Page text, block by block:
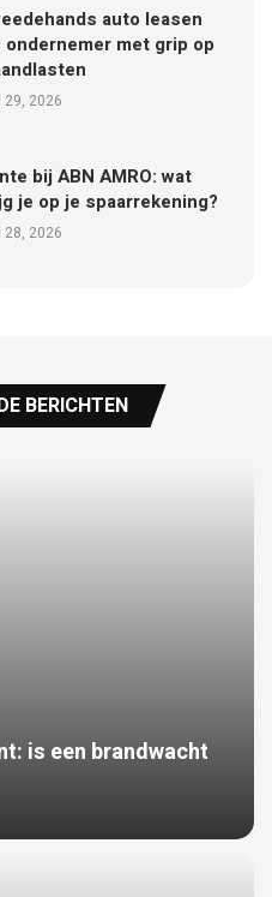
auto leasen
ondernemer met grip op
29, 2026
bij ABN AMRO: wat
je op je spaarrekening?
28, 2026
BERICHTEN
is een brandwacht